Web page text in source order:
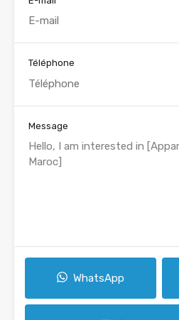
Téléphone
Message
WhatsApp